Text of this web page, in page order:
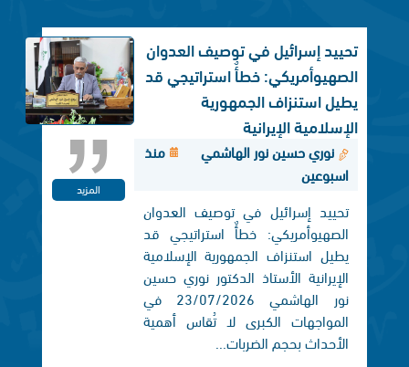
تحييد إسرائيل في توصيف العدوان
الصهيوأمريكي: خطأٌ استراتيجي قد
يطيل استنزاف الجمهورية
الإسلامية الإيرانية
نوري حسين نور الهاشمي
منذ
اسبوعين
تحييد إسرائيل في توصيف العدوان
الصهيوأمريكي: خطأٌ استراتيجي قد
يطيل استنزاف الجمهورية الإسلامية
الإيرانية الأستاذ الدكتور نوري حسين
نور الهاشمي 23/07/2026 في
المواجهات الكبرى لا تُقاس أهمية
الأحداث بحجم الضربات...
المزيد